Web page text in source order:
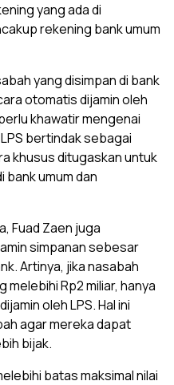
yang ada di
rekening bank umum
yang disimpan di bank
otomatis dijamin oleh
khawatir mengenai
bertindak sebagai
khusus ditugaskan untuk
bank umum dan
Fuad Zaen juga
simpanan sebesar
Artinya, jika nasabah
melebihi Rp2 miliar, hanya
oleh LPS. Hal ini
agar mereka dapat
bijak.
batas maksimal nilai